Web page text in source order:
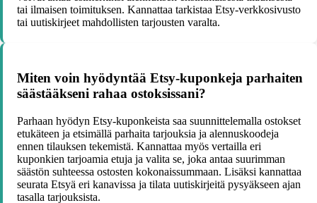
tai ilmaisen toimituksen. Kannattaa tarkistaa Etsy-verkkosivusto
tai uutiskirjeet mahdollisten tarjousten varalta.
Miten voin hyödyntää Etsy-kuponkeja parhaiten
säästääkseni rahaa ostoksissani?
Parhaan hyödyn Etsy-kuponkeista saa suunnittelemalla ostokset
etukäteen ja etsimällä parhaita tarjouksia ja alennuskoodeja
ennen tilauksen tekemistä. Kannattaa myös vertailla eri
kuponkien tarjoamia etuja ja valita se, joka antaa suurimman
säästön suhteessa ostosten kokonaissummaan. Lisäksi kannattaa
seurata Etsyä eri kanavissa ja tilata uutiskirjeitä pysyäkseen ajan
tasalla tarjouksista.